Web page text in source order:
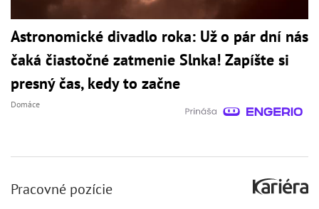
Astronomické divadlo roka: Už o pár dní nás
čaká čiastočné zatmenie Slnka! Zapíšte si
presný čas, kedy to začne
Domáce
Pracovné pozície